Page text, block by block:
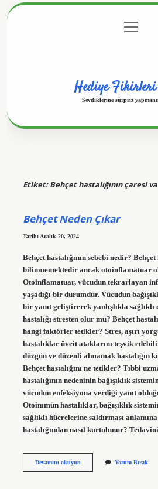
Gizlilik Politikası
menüyü
aç
Hediye Fikirleri
Sevdiklerine sürpriz
Etiket:Behçet hastalığının çaresi
Behçet Neden Çıkar
Tarih: Aralık 20, 2024
Behçet hastalığının sebebi nedir? Behçet
bilinmemektedir ancak otoinflamatuar
Otoinflamatuar, vücudun tekrarlayan
yaşadığı bir durumdur. Vücudun
bir yanıt geliştirerek yanlışlıkla sağlıklı
hastalığı stresten olur mu? Behçet
hangi faktörler tetikler? Stres, aşırı
hastalıklar üveit ataklarını teşvik
düzgün ve düzenli almamak hastalığın
Behçet hastalığını ne tetikler? Tıbbi
hastalığının nedeninin bağışıklık
vücudun enfeksiyona verdiği yanıt
Otoimmün hastalıklar, bağışıklık
sağlıklı hücrelerine saldırması
hastalığından nasıl kurtulunur?
Devamını okuyunBehçet
Yorum Bırak